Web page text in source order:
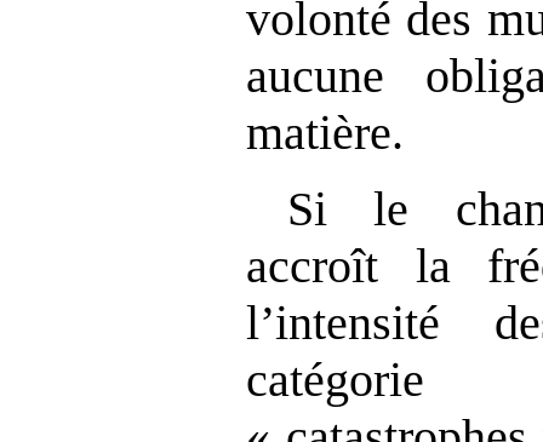
volonté des
aucune
matière.
Si le
accroît la
l’intensité